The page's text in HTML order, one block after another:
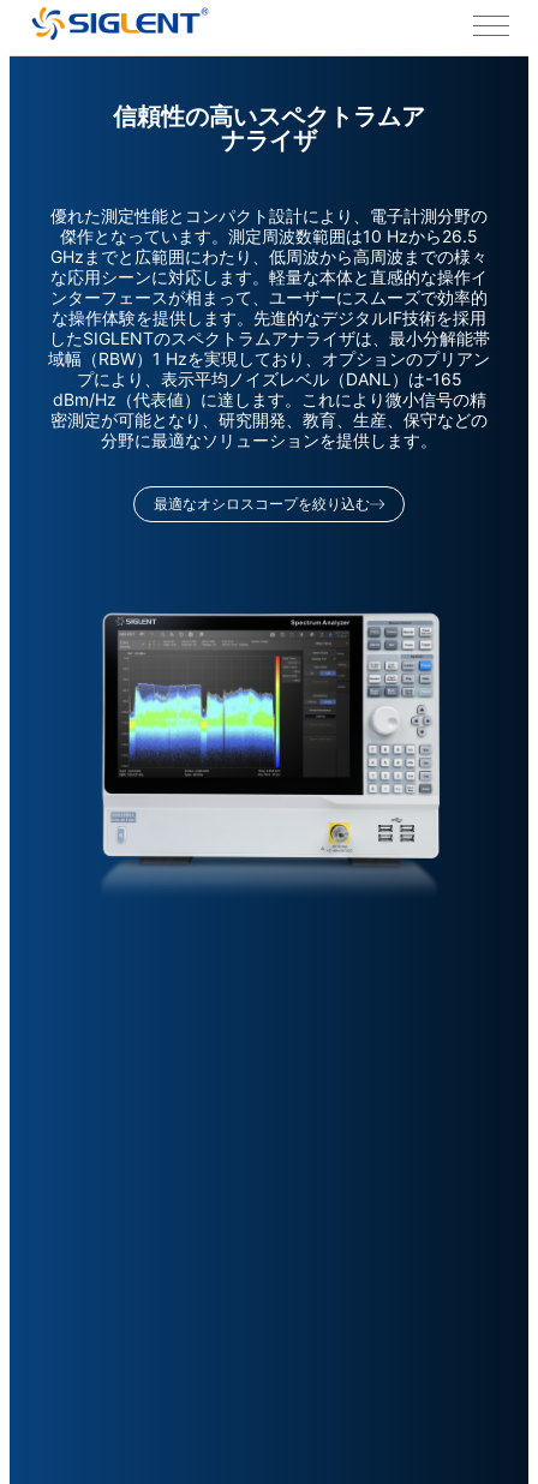
信頼性の高いスペクトラムア
ナライザ
優れた測定性能とコンパクト設計により、電子計測分野の
傑作となっています。測定周波数範囲は10 Hzから26.5
GHzまでと広範囲にわたり、低周波から高周波までの様々
な応用シーンに対応します。軽量な本体と直感的な操作イ
ンターフェースが相まって、ユーザーにスムーズで効率的
な操作体験を提供します。先進的なデジタルIF技術を採用
したSIGLENTのスペクトラムアナライザは、最小分解能帯
域幅（RBW）1 Hzを実現しており、オプションのプリアン
プにより、表示平均ノイズレベル（DANL）は-165
dBm/Hz（代表値）に達します。これにより微小信号の精
密測定が可能となり、研究開発、教育、生産、保守などの
分野に最適なソリューションを提供します。
最適なオシロスコープを絞り込む